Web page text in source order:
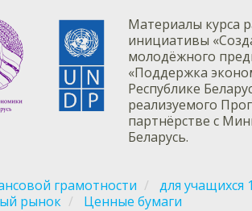
Материалы курса
инициативы
молодёжного
«Поддержка
Республике
реализуемого
партнёрстве с
Беларусь.
грамотности
для учащихся
рынок
Ценные бумаги